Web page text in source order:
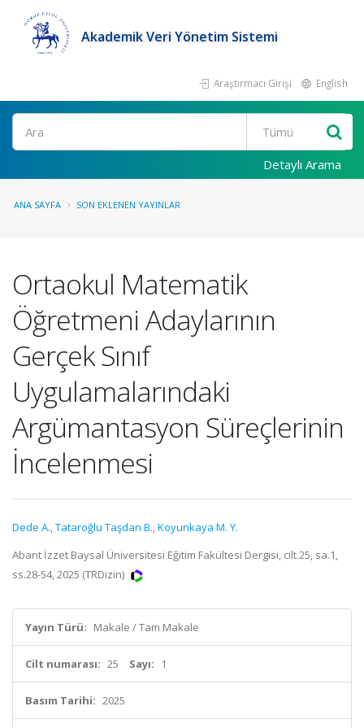
Akademik Veri Yönetim Sistemi
Araştırmacı Girişi English
Ara
Detaylı Arama
ANA SAYFA SON EKLENEN YAYINLAR
Ortaokul Matematik
Öğretmeni Adaylarının
Gerçek Sınıf
Uygulamalarındaki
Argümantasyon Süreçlerinin
İncelenmesi
Dede A.,Tataroğlu Taşdan B.,Koyunkaya M. Y.
Abant İzzet Baysal Üniversitesi Eğitim Fakültesi Dergisi, cilt.25, sa.1,
ss.28-54, 2025 (TRDizin)
Yayın Türü: Makale / Tam Makale
Cilt numarası: 25 Sayı: 1
Basım Tarihi: 2025